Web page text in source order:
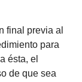
final previa al
para
ésta, el
de que sea